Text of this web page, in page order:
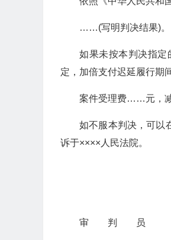
……(写明判决结果)。
如果未按本判决指定
定，加倍支付迟延履行期
案件受理费……元，
如不服本判决，可以
诉于××××人民法院。
审 判 员